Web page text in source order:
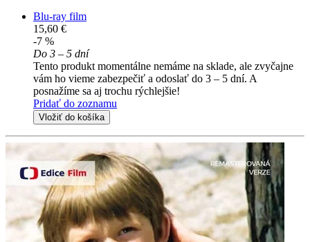
Blu-ray film
15,60 €
-7 %
Do 3 – 5 dní
Tento produkt momentálne nemáme na sklade, ale zvyčajne
vám ho vieme zabezpečiť a odoslať do 3 – 5 dní. A
posnažíme sa aj trochu rýchlejšie!
Pridať do zoznamu
Vložiť do košíka